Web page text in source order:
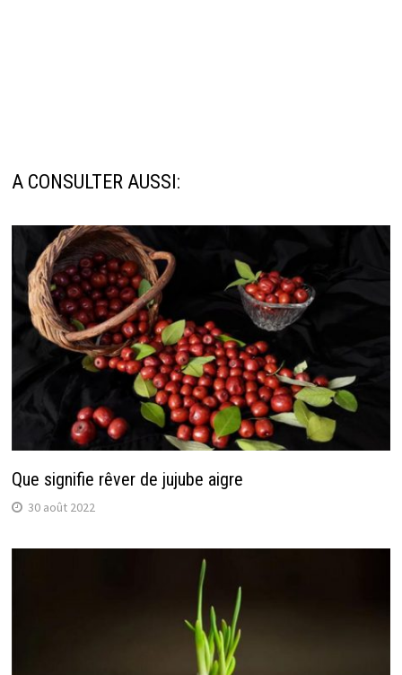
A CONSULTER AUSSI:
Que signifie rêver de jujube aigre
30 août 2022